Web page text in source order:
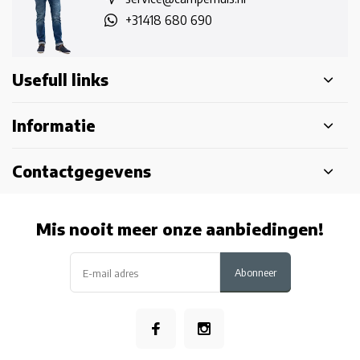
+31418 680 690
Usefull links
Informatie
Contactgegevens
Mis nooit meer onze aanbiedingen!
Abonneer